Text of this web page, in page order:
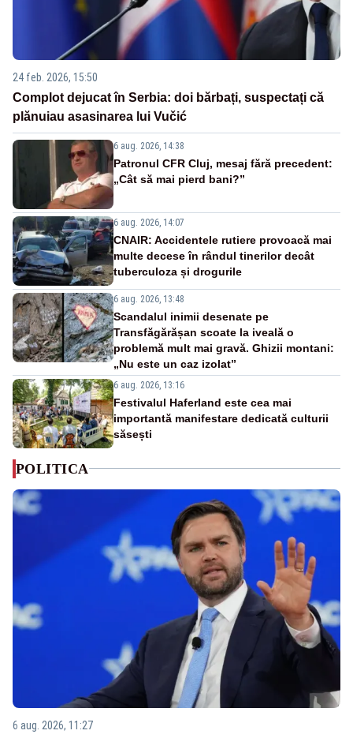
24 feb. 2026, 15:50
Complot dejucat în Serbia: doi bărbați, suspectați că
plănuiau asasinarea lui Vučić
6 aug. 2026, 14:38
Patronul CFR Cluj, mesaj fără precedent:
„Cât să mai pierd bani?”
6 aug. 2026, 14:07
CNAIR: Accidentele rutiere provoacă mai
multe decese în rândul tinerilor decât
tuberculoza și drogurile
6 aug. 2026, 13:48
Scandalul inimii desenate pe
Transfăgărășan scoate la iveală o
problemă mult mai gravă. Ghizii montani:
„Nu este un caz izolat”
6 aug. 2026, 13:16
Festivalul Haferland este cea mai
importantă manifestare dedicată culturii
săsești
POLITICA
6 aug. 2026, 11:27